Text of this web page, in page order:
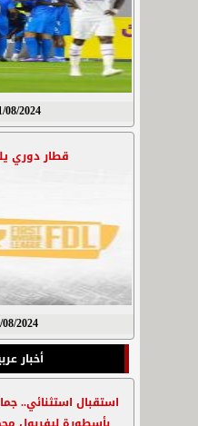
21/08/2024 -
قطار دوري
18/08/2024 -
أخبار
استقبال استثنائي..